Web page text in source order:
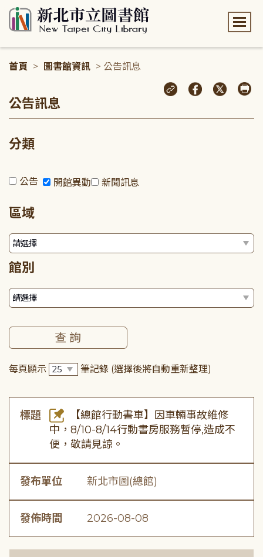
首頁 > 圖書館資訊 > 公告訊息
公告訊息
分類
公告 開館異動 新聞訊息
區域
館別
每頁顯示 筆記錄 (選擇後將自動重新整理)
標題
【總館行動書車】因車輛事故維修
中，8/10-8/14行動書房服務暫停,造成不
便，敬請見諒。
發布單位 新北市圖(總館)
發佈時間 2026-08-08